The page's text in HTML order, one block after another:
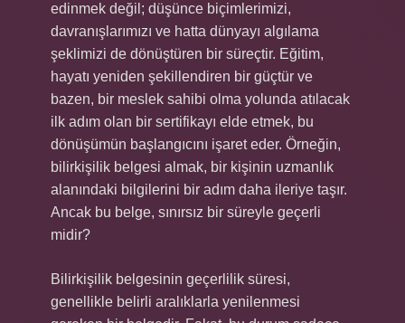
edinmek değil; düşünce biçimlerimizi,
davranışlarımızı ve hatta dünyayı algılama
şeklimizi de dönüştüren bir süreçtir. Eğitim,
hayatı yeniden şekillendiren bir güçtür ve
bazen, bir meslek sahibi olma yolunda atılacak
ilk adım olan bir sertifikayı elde etmek, bu
dönüşümün başlangıcını işaret eder. Örneğin,
bilirkişilik belgesi almak, bir kişinin uzmanlık
alanındaki bilgilerini bir adım daha ileriye taşır.
Ancak bu belge, sınırsız bir süreyle geçerli
midir?
Bilirkişilik belgesinin geçerlilik süresi,
genellikle belirli aralıklarla yenilenmesi